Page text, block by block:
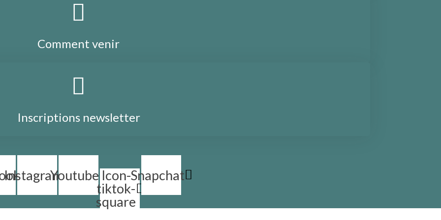
Comment venir
Inscriptions newsletter
InstagramYoutube Icon-
tiktok-
square
Snapchat